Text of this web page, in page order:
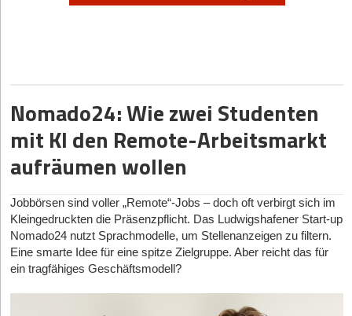
Nomado24: Wie zwei Studenten
mit KI den Remote-Arbeitsmarkt
aufräumen wollen
Jobbörsen sind voller „Remote“-Jobs – doch oft verbirgt sich im
Kleingedruckten die Präsenzpflicht. Das Ludwigshafener Start-up
Nomado24 nutzt Sprachmodelle, um Stellenanzeigen zu filtern.
Eine smarte Idee für eine spitze Zielgruppe. Aber reicht das für
ein tragfähiges Geschäftsmodell?